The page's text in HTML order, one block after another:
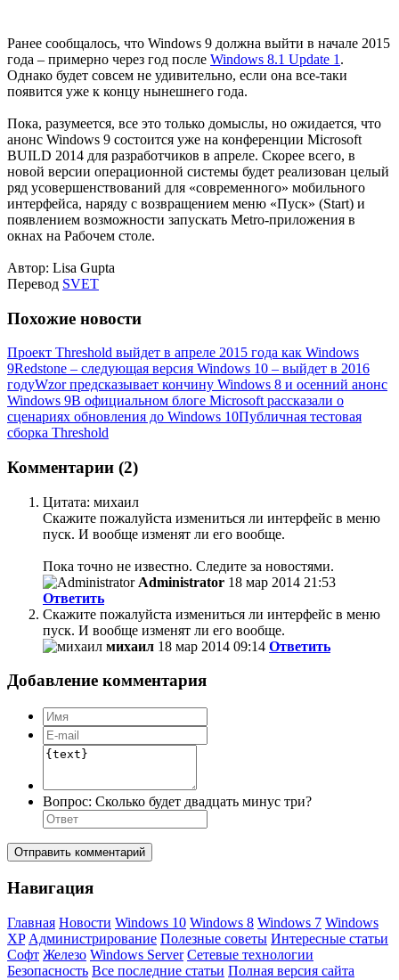
Ранее сообщалось, что Windows 9 должна выйти в начале 2015
года – примерно через год после Windows 8.1 Update 1 .
Однако будет совсем не удивительно, если она все-таки
появится уже к концу нынешнего года.
Пока, разумеется, все это только домыслы, но ожидается, что
анонс Windows 9 состоится уже на конференции Microsoft
BUILD 2014 для разработчиков в апреле. Скорее всего, в
новой версии операционной системы будет реализован целый
ряд усовершенствований для «современного» мобильного
интерфейса, наряду с возвращением меню «Пуск» (Start) и
появлением возможности запускать Metro-приложения в
окнах на Рабочем столе.
Автор: Lisa Gupta
Перевод SVET
Похожие новости
Проект Threshold выйдет в апреле 2015 года как Windows
9Redstone – следующая версия Windows 10 – выйдет в 2016
годуWzor предсказывает кончину Windows 8 и осенний анонс
Windows 9В официальном блоге Microsoft рассказали о
сценариях обновления до Windows 10Публичная тестовая
сборка Threshold
Комментарии (2)
Цитата: михаил
Скажите пожалуйста измениться ли интерфейс в меню
пуск. И вообще изменят ли его вообще.
Пока точно не известно. Следите за новостями.
Administrator 18 мар 2014 21:53
Ответить
Скажите пожалуйста измениться ли интерфейс в меню
пуск. И вообще изменят ли его вообще.
михаил 18 мар 2014 09:14 Ответить
Добавление комментария
Вопрос: Сколько будет двадцать минус три?
Отправить комментарий
Навигация
Главная Новости Windows 10 Windows 8 Windows 7 Windows
XP Администрирование Полезные советы Интересные статьи
Софт Железо Windows Server Сетевые технологии
Безопасность Все последние статьи Полная версия сайта